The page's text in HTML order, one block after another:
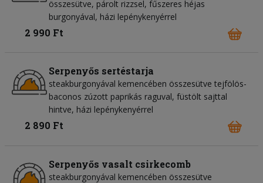
összesütve, párolt rizzsel, fűszeres héjas
burgonyával, házi lepénykenyérrel
2 990 Ft
Serpenyős sertéstarja
steakburgonyával kemencében összesütve tejfölös-
baconos zúzott paprikás raguval, füstölt sajttal
hintve, házi lepénykenyérrel
2 890 Ft
Serpenyős vasalt csirkecomb
steakburgonyával kemencében összesütve